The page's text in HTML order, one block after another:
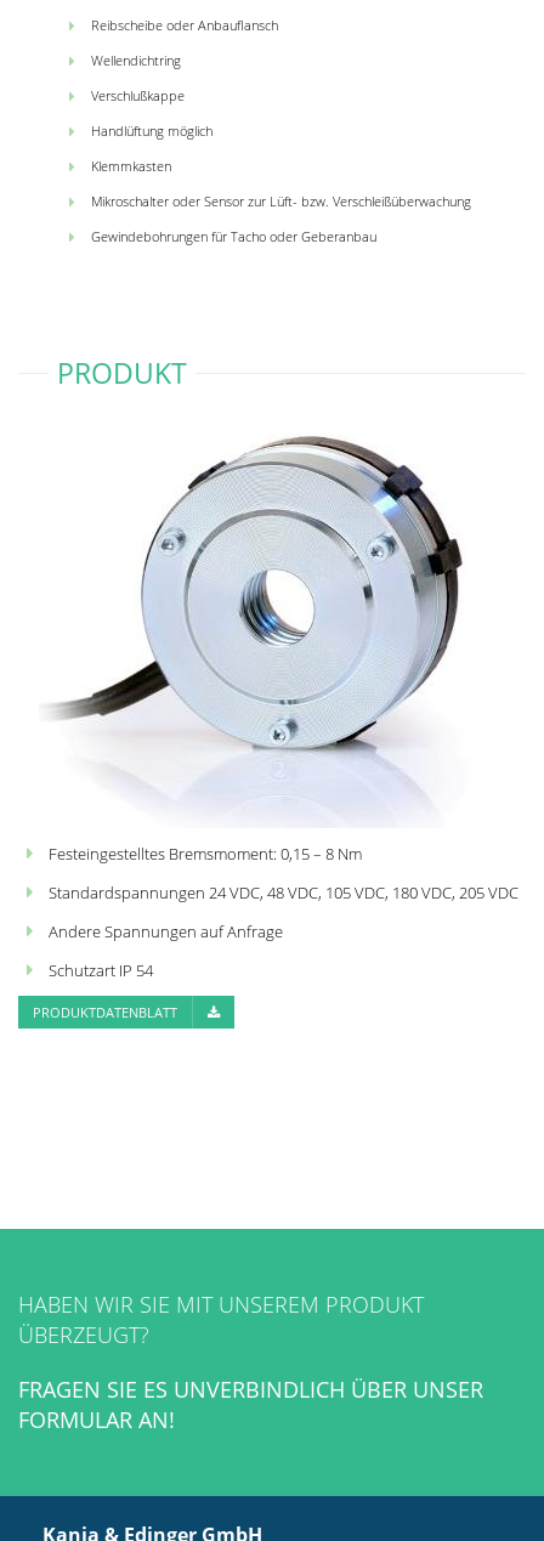
Reibscheibe oder Anbauflansch
Wellendichtring
Verschlußkappe
Handlüftung möglich
Klemmkasten
Mikroschalter oder Sensor zur Lüft- bzw. Verschleißüberwachung
Gewindebohrungen für Tacho oder Geberanbau
PRODUKT
Festeingestelltes Bremsmoment: 0,15 – 8 Nm
Standardspannungen 24 VDC, 48 VDC, 105 VDC, 180 VDC, 205 VDC
Andere Spannungen auf Anfrage
Schutzart IP 54
PRODUKTDATENBLATT
HABEN WIR SIE MIT UNSEREM PRODUKT
ÜBERZEUGT?
FRAGEN SIE ES UNVERBINDLICH ÜBER UNSER
FORMULAR AN!
Kania & Edinger GmbH